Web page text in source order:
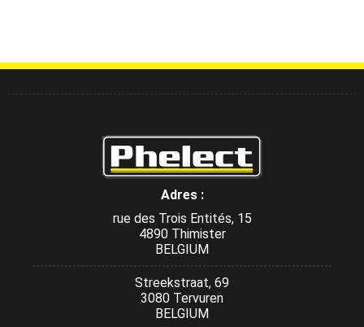
Adres :
rue des Trois Entités, 15
4890 Thimister
BELGIUM
Streekstraat, 69
3080 Tervuren
BELGIUM